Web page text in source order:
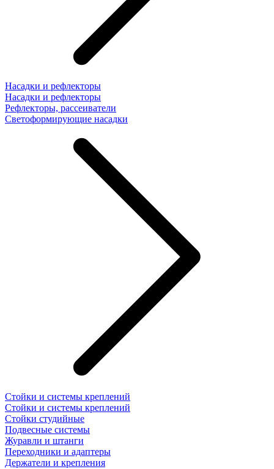
Насадки и рефлекторы
Насадки и рефлекторы
Рефлекторы, рассеиватели
Светоформирующие насадки
Стойки и системы креплений
Стойки и системы креплений
Стойки студийные
Подвесные системы
Журавли и штанги
Переходники и адаптеры
Держатели и крепления